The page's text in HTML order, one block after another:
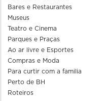
Bares e Restaurantes
Museus
Teatro e Cinema
Parques e Praças
Ao ar livre e Esportes
Compras e Moda
Para curtir com a familia
Perto de BH
Roteiros